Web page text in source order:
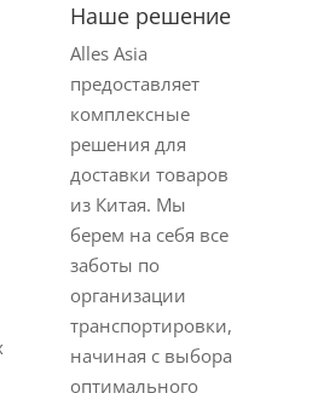
Наше решение
Alles Asia
предоставляет
комплексные
решения для
доставки товаров
из Китая. Мы
берем на себя все
заботы по
организации
транспортировки,
начиная с выбора
оптимального